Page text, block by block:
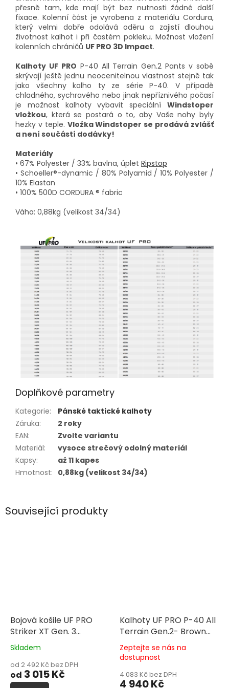
Související produkty
Bojová košile UF PRO
Striker XT Gen. 3
Combat Shirt (UBACS)
Průměrné
produktu
je
Skladem
od 2 492 Kč bez DPH
od 3 015 Kč
Kalhoty UF PRO P-40 All
Terrain Gen.2- Brown
Grey
Průměrné
hodnocení
produktu
je
Zeptejte se nás na
dostupnost
4 083 Kč bez DPH
4 940 Kč
přesně tam, kde mají být bez nutnosti žádné další
fixace. Kolenní část je vyrobena z materiálu Cordura,
který velmi dobře odolává oděru a zajistí dlouhou
životnost kalhot i při častém pokleku. Možnost vložení
kolenních chráničů UF PRO 3D Impact.
Kalhoty UF PRO P-40 All Terrain Gen.2 Pants v sobě
skrývají ještě jednu neocenitelnou vlastnost stejně tak
jako všechny kalho ty ze série P-40. V případě
chladného, sychravého nebo jinak nepříznivého počasí
je možnost kalhoty vybavit speciální Windstoper
vložkou, která se postará o to, aby Vaše nohy byly
hezky v teple. Vložka Windstoper se prodává zvlášť
a není součástí dodávky!
Materiály
• 67% Polyester / 33% bavlna, úplet Ripstop
• Schoeller®-dynamic / 80% Polyamid / 10% Polyester /
10% Elastan
• 100% 500D CORDURA ® fabric
Váha: 0,88kg (velikost 34/34)
Doplňkové parametry
Kategorie:
Pánské taktické kalhoty
Záruka:
2 roky
EAN:
Zvolte variantu
Materiál:
vysoce strečový odolný materiál
Kapsy:
až 11 kapes
Hmotnost: 0,88kg (velikost 34/34)